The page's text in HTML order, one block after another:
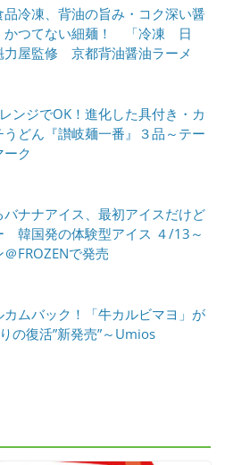
品冷凍、背油の旨み・コク深い醤
かつてない細麺！ 「冷凍 日
屋監修 京都背油醤油ラーメ
ンジでOK！進化した具付き・カ
うどん『讃岐麺一番』３品～テー
ーク
バナナアイス、最初アイスだけど
韓国発の体験型アイス ４/13～
＠FROZENで発売
カムバック！「牛カルビマヨ」が
の復活”新発売”～Umios